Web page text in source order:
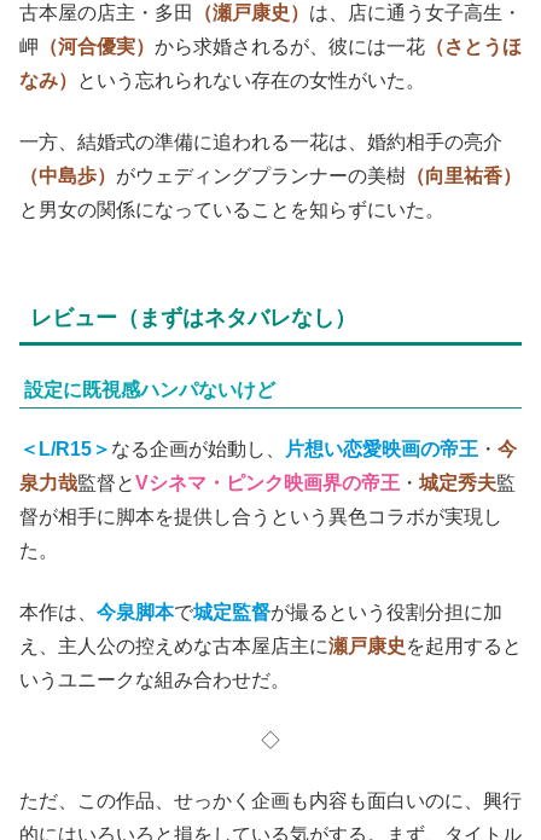
古本屋の店主・多田 （瀬戸康史） は、店に通う女子高生・
岬 （河合優実） から求婚されるが、彼には一花 （さとうほ
なみ）
という忘れられない存在の女性がいた。
一方、結婚式の準備に追われる一花は、婚約相手の亮介
（中島歩） がウェディングプランナーの美樹 （向里祐香）
と男女の関係になっていることを知らずにいた。
レビュー（まずはネタバレなし）
設定に既視感ハンパないけど
＜L/R15＞ なる企画が始動し、 片想い恋愛映画の帝王 ・ 今
泉力哉監督とVシネマ・ピンク映画界の帝王 ・ 城定秀夫監
督が相手に脚本を提供し合うという異色コラボが実現し
た。
本作は、 今泉脚本で城定監督が撮るという役割分担に加
え、主人公の控えめな古本屋店主に瀬戸康史 を起用すると
いうユニークな組み合わせだ。
◇
ただ、この作品、せっかく企画も内容も面白いのに、興行
的にはいろいろと損をしている気がする。まず、タイトル